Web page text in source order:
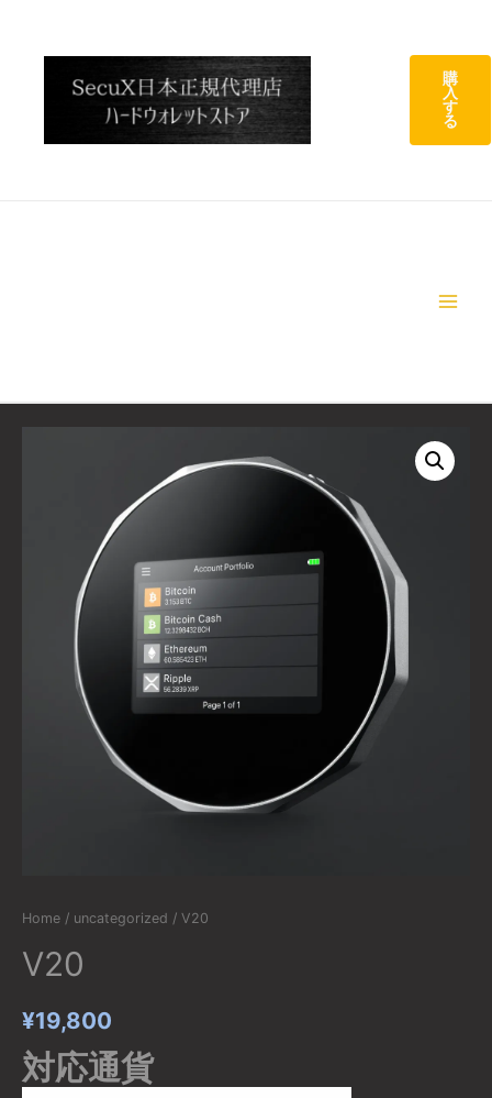
購
入
す
る
Home / uncategorized / V20
V20
¥19,800
対応通貨